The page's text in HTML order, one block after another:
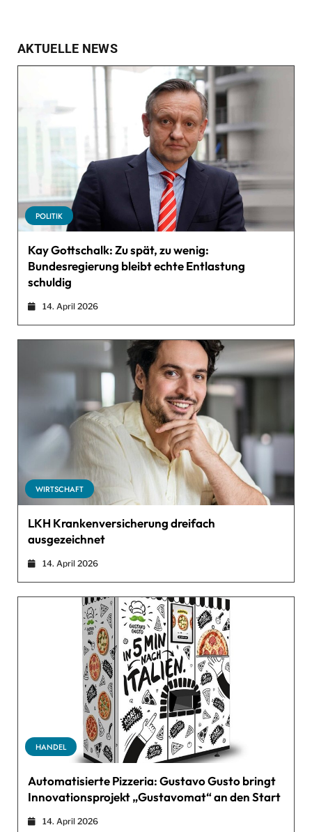
AKTUELLE NEWS
POLITIK
Kay Gottschalk: Zu spät, zu wenig:
Bundesregierung bleibt echte Entlastung
schuldig
14. April 2026
WIRTSCHAFT
LKH Krankenversicherung dreifach
ausgezeichnet
14. April 2026
HANDEL
Automatisierte Pizzeria: Gustavo Gusto bringt
Innovationsprojekt „Gustavomat“ an den Start
14. April 2026